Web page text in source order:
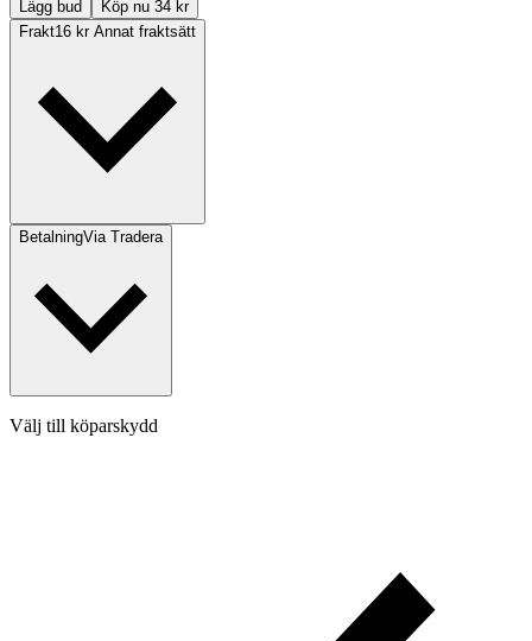
Lägg bud
Köp nu 34 kr
Frakt16 kr Annat fraktsätt
BetalningVia Tradera
Välj till köparskydd